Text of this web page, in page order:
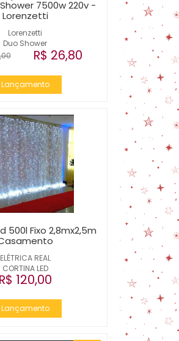
Lorenzetti
Duo Shower
7500w 220v -
Lorenzetti
R$ 26,80
Lançamento
ELÉTRICA REAL
CORTINA LED
500l Fixo 2,8mx2,5m
R$ 120,00
Lançamento